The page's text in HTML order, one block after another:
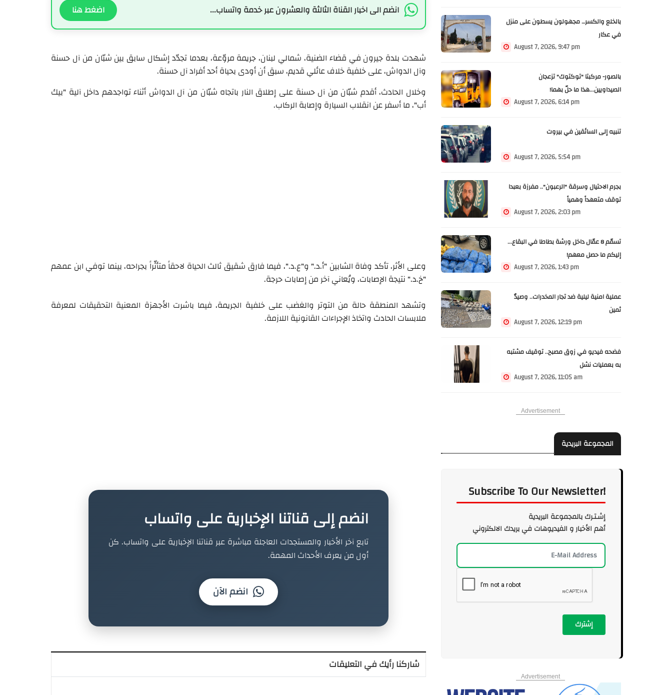
انضم الى اخبار القناة الثالثة والعشرون عبر خدمة واتساب... اضغط هنا
شهدت بلدة جيرون في قضاء الضنية، شمالي لبنان، جريمة مروّعة، بعدما تجدّد إشكال سابق بين شبّان من آل حسنة
وآل الدواش، على خلفية خلاف عائلي قديم، سبق أن أودى بحياة أحد أفراد آل حسنة.
وخلال الحادث، أقدم شبّان من آل حسنة على إطلاق النار باتجاه شبّان من آل الدواش أثناء تواجدهم داخل آلية "بيك
أب"، ما أسفر عن انقلاب السيارة وإصابة الركاب.
وعلى الأثر، تأكد وفاة الشابين "أ.د." و"ع.د."، فيما فارق شقيق ثالث الحياة لاحقاً متأثّراً بجراحه، بينما توفي ابن عمهم
"خ.د." نتيجة الإصابات، ويُعاني آخر من إصابات حرجة.
وتشهد المنطقة حالة من التوتر والغضب على خلفية الجريمة، فيما باشرت الأجهزة المعنية التحقيقات لمعرفة
ملابسات الحادث واتخاذ الإجراءات القانونية اللازمة.
انضم إلى قناتنا الإخبارية على واتساب
تابع آخر الأخبار والمستجدات العاجلة مباشرة عبر قناتنا الإخبارية على واتساب. كن
أول من يعرف الأحداث المهمة.
انضم الآن
شاركنا رأيك في التعليقات
بالخلع والكسر… مجهولون يسطون على منزل
في عكار
August 7, 2026, 9:47 pm
بالصور- مركبتا "توكتوك" تزعجان
الصيداويين...هذا ما حلّ بهما!
August 7, 2026, 6:14 pm
تنبيه إلى السائقين في بيروت
August 7, 2026, 5:54 pm
بجرم الاحتيال وسرقة "الرعبون".. مفرزة بعبدا
توقف متعهداً وهمياً
August 7, 2026, 2:03 pm
تسمّم 8 عمّال داخل ورشة بطاطا في البقاع...
إليكم ما حصل معهم!
August 7, 2026, 1:43 pm
عملية امنية ليلية ضد تجار المخدرات.. وصيدٌ
ثمين
August 7, 2026, 12:19 pm
فضحه فيديو في زوق مصبح.. توقيف مشتبه
به بعمليات نشل
August 7, 2026, 11:05 am
Advertisement
المجموعة البريدية
Subscribe To Our Newsletter!
إشـتـرك بالمجموعة البريدية
أهم الأخبار و الفيديوهات في بريدك الالكتروني
إشترك
Advertisement